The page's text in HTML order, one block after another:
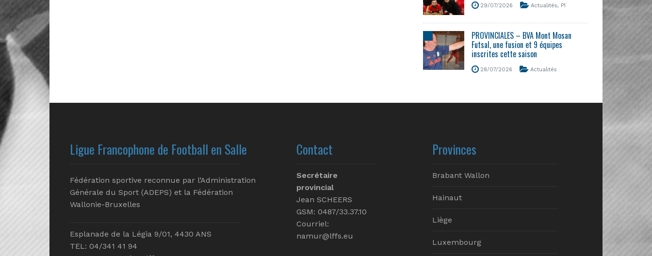
29/07/2026 Actualités, P1
PROVINCIALES – BVA Mont Mosan
Futsal, une fusion et 9 équipes
inscrites cette saison
28/07/2026 Actualités
Ligue Francophone de Football en Salle
Fédération sportive reconnue par l’Administration
Générale du Sport (ADEPS) et la Fédération
Wallonie-Bruxelles
Esplanade de la Légia 9/01, 4430 ANS
TEL: 04/341 41 94
Contact
Secrétaire
provincial
Jean SCHEERS
GSM: 0487/33.37.10
Courriel:
namur@lffs.eu
Provinces
Brabant Wallon
Hainaut
Liège
Luxembourg